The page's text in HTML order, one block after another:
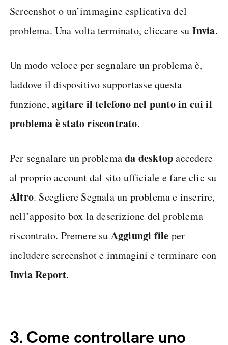
Screenshot o un’immagine esplicativa del
problema. Una volta terminato, cliccare su Invia.
Un modo veloce per segnalare un problema è,
laddove il dispositivo supportasse questa
funzione, agitare il telefono nel punto in cui il
problema è stato riscontrato.
Per segnalare un problemada desktopaccedere
al proprio account dal sito ufficiale e fare clic su
Altro. Scegliere Segnala un problema e inserire,
nell’apposito box la descrizione del problema
riscontrato. Premere su Aggiungi file per
includere screenshot e immagini e terminare con
Invia Report.
3. Come controllare uno